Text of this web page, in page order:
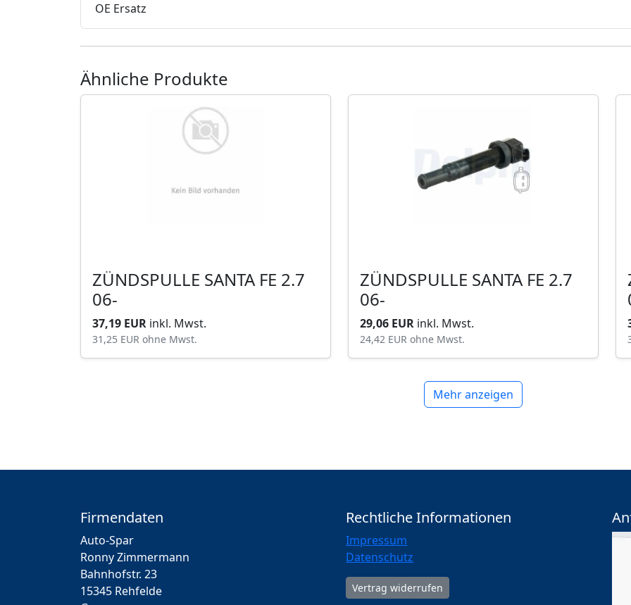
OE Ersatz
Ähnliche Produkte
ZÜNDSPULLE SANTA FE 2.7
06-
37,19 EUR inkl. Mwst.
31,25 EUR ohne Mwst.
ZÜNDSPULLE SANTA FE 2.7
06-
29,06 EUR inkl. Mwst.
24,42 EUR ohne Mwst.
Mehr anzeigen
Firmendaten
Auto-Spar
Ronny Zimmermann
Bahnhofstr. 23
15345 Rehfelde
Rechtliche Informationen
Impressum
Datenschutz
Vertrag widerrufen